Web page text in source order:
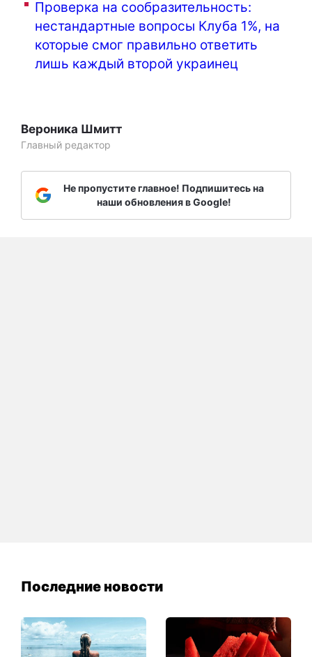
Проверка на сообразительность:
нестандартные вопросы Клуба 1%, на
которые смог правильно ответить
лишь каждый второй украинец
Вероника Шмитт
Главный редактор
Не пропустите главное! Подпишитесь на
наши обновления в Google!
Последние новости